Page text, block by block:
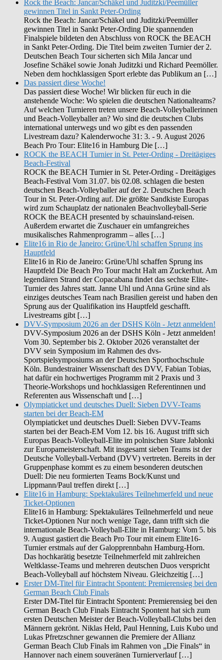
Rock the Beach: Jancar/Schäkel und Juditzki/Peemüller
gewinnen Titel in Sankt Peter-Ording
Rock the Beach: Jancar/Schäkel und Juditzki/Peemüller
gewinnen Titel in Sankt Peter-Ording Die spannenden
Finalspiele bildeten den Abschluss von ROCK the BEACH
in Sankt Peter-Ording. Die Titel beim zweiten Turnier der 2.
Deutschen Beach Tour sicherten sich Mila Jancar und
Josefine Schäkel sowie Jonah Juditzki und Richard Peemöller.
Neben dem hochklassigen Sport erlebte das Publikum an […]
Das passiert diese Woche!
Das passiert diese Woche! Wir blicken für euch in die
anstehende Woche: Wo spielen die deutschen Nationalteams?
Auf welchen Turnieren treten unsere Beach-Volleyballerinnen
und Beach-Volleyballer an? Wo sind die deutschen Clubs
international unterwegs und wo gibt es den passenden
Livestream dazu? Kalenderwoche 31: 3. - 9. August 2026
Beach Pro Tour: Elite16 in Hamburg Die […]
ROCK the BEACH Turnier in St. Peter-Ording - Dreitägiges
Beach-Festival
ROCK the BEACH Turnier in St. Peter-Ording - Dreitägiges
Beach-Festival Vom 31.07. bis 02.08. schlagen die besten
deutschen Beach-Volleyballer auf der 2. Deutschen Beach
Tour in St. Peter-Ording auf. Die größte Sandkiste Europas
wird zum Schauplatz der nationalen Beachvolleyball-Serie
ROCK the BEACH presented by schauinsland-reisen.
Außerdem erwartet die Zuschauer ein umfangreiches
musikalisches Rahmenprogramm – alles […]
Elite16 in Rio de Janeiro: Grüne/Uhl schaffen Sprung ins
Hauptfeld
Elite16 in Rio de Janeiro: Grüne/Uhl schaffen Sprung ins
Hauptfeld Die Beach Pro Tour macht Halt am Zuckerhut. Am
legendären Strand der Copacabana findet das sechste Elite-
Turnier des Jahres statt. Janne Uhl und Anna Grüne sind als
einziges deutsches Team nach Brasilien gereist und haben den
Sprung aus der Qualifikation ins Hauptfeld geschafft.
Livestreams gibt […]
DVV-Symposium 2026 an der DSHS Köln - Jetzt anmelden!
DVV-Symposium 2026 an der DSHS Köln - Jetzt anmelden!
Vom 30. September bis 2. Oktober 2026 veranstaltet der
DVV sein Symposium im Rahmen des dvs-
Sportspielsymposiums an der Deutschen Sporthochschule
Köln. Bundestrainer Wissenschaft des DVV, Fabian Tobias,
hat dafür ein hochwertiges Programm mit 2 Praxis und 3
Theorie-Workshops und hochklassigen Referentinnen und
Referenten aus Wissenschaft und […]
Olympiaticket und deutsches Duell: Sieben DVV-Teams
starten bei der Beach-EM
Olympiaticket und deutsches Duell: Sieben DVV-Teams
starten bei der Beach-EM Vom 12. bis 16. August trifft sich
Europas Beach-Volleyball-Elite im polnischen Stare Jabłonki
zur Europameisterschaft. Mit insgesamt sieben Teams ist der
Deutsche Volleyball-Verband (DVV) vertreten. Bereits in der
Gruppenphase kommt es zu einem besonderen deutschen
Duell: Die neu formierten Teams Bock/Kunst und
Lippmann/Paul treffen direkt […]
Elite16 in Hamburg: Spektakuläres Teilnehmerfeld und neue
Ticket-Optionen
Elite16 in Hamburg: Spektakuläres Teilnehmerfeld und neue
Ticket-Optionen Nur noch wenige Tage, dann trifft sich die
internationale Beach-Volleyball-Elite in Hamburg: Vom 5. bis
9. August gastiert die Beach Pro Tour mit einem Elite16-
Turnier erstmals auf der Galopprennbahn Hamburg-Horn.
Das hochkarätig besetzte Teilnehmerfeld mit zahlreichen
Weltklasse-Teams und mehreren deutschen Duos verspricht
Beach-Volleyball auf höchstem Niveau. Gleichzeitig […]
Erster DM-Titel für Eintracht Spontent: Premierensieg bei den
German Beach Club Finals
Erster DM-Titel für Eintracht Spontent: Premierensieg bei den
German Beach Club Finals Eintracht Spontent hat sich zum
ersten Deutschen Meister der Beach-Volleyball-Clubs bei den
Männern gekrönt. Niklas Held, Paul Henning, Luis Kubo und
Lukas Pfretzschner gewannen die Premiere der Allianz
German Beach Club Finals im Rahmen von „Die Finals“ in
Hannover nach einem souveränen Turnierverlauf […]